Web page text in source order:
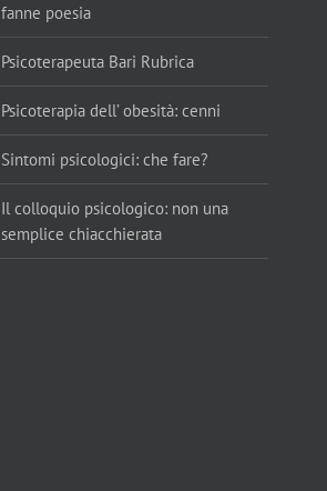
fanne poesia
Psicoterapeuta Bari Rubrica
Psicoterapia dell’ obesità: cenni
Sintomi psicologici: che fare?
Il colloquio psicologico: non una
semplice chiacchierata